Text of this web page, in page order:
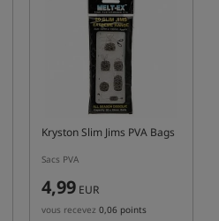
Kryston Slim Jims PVA Bags
Sacs PVA
4,99 EUR
vous recevez 0,06 points